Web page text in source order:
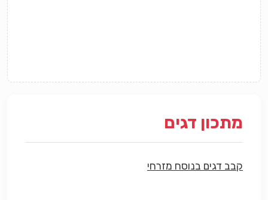
מתכון דגים
קבב דגים בנוסח מזרחי